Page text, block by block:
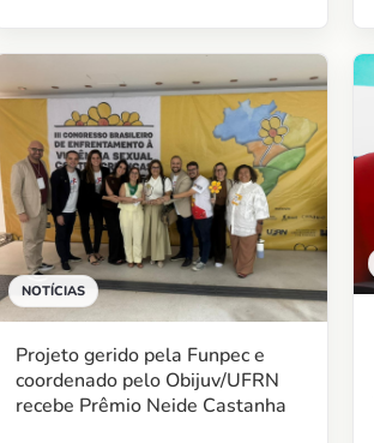
NOTÍCIAS
Projeto gerido pela Funpec e
coordenado pelo Obijuv/UFRN
recebe Prêmio Neide Castanha